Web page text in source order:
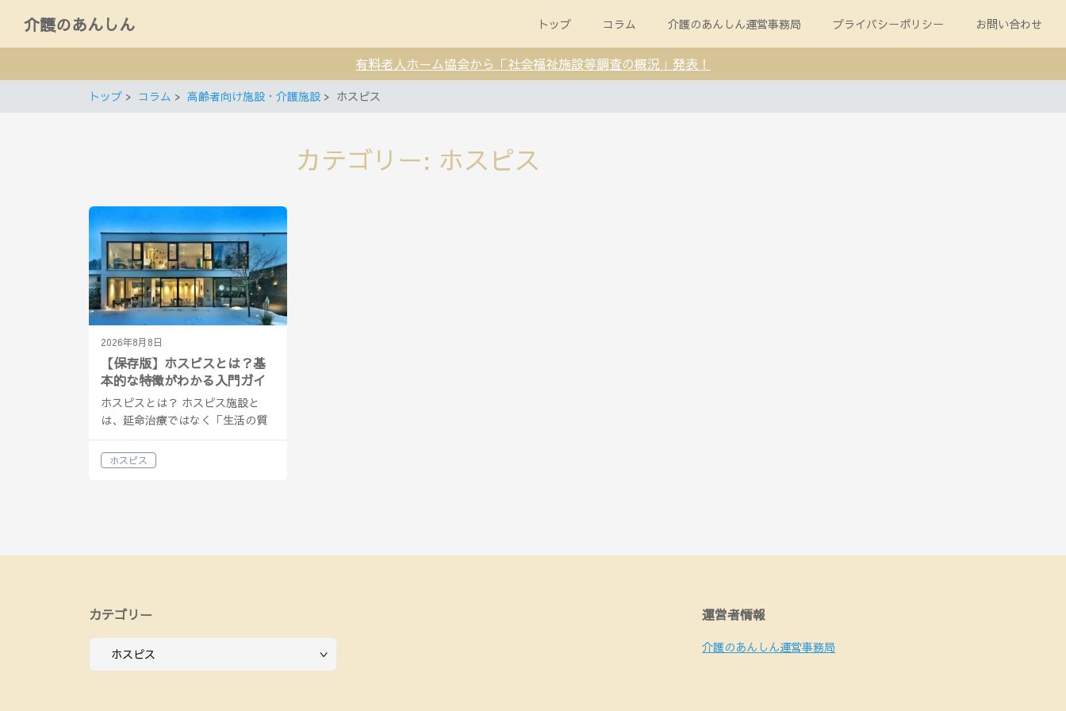
介護のあんしん トップ コラム 介護のあんしん運営事務局 プライバシーポリシー お問い合わせ
有料老人ホーム協会から「社会福祉施設等調査の概況」発表！
トップ コラム 高齢者向け施設・介護施設 ホスピス
カテゴリー: ホスピス
2026年8月8日
【保存版】ホスピスとは？基
本的な特徴がわかる入門ガイ
ド
ホスピスとは？ ホスピス施設と
は、延命治療ではなく「生活の質
和」を目的とした、終末期患者に
対して高度な医療ケアを提供する
ホスピス
カテゴリー
テ
運営者情報
介護のあんしん運営事務局